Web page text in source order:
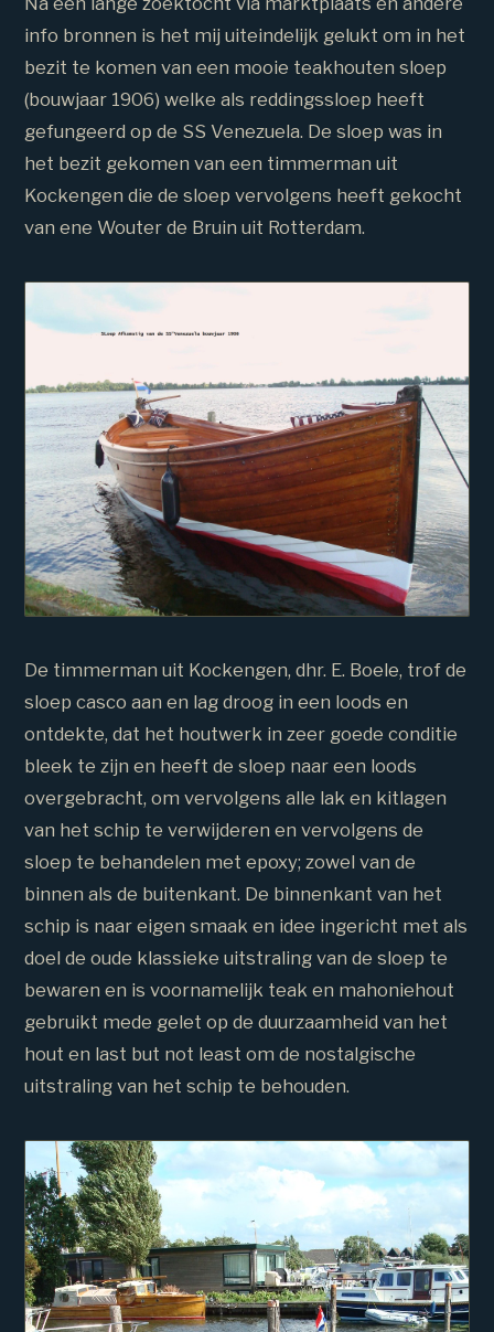
info bronnen is het mij uiteindelijk gelukt om in het
bezit te komen van een mooie teakhouten sloep
(bouwjaar 1906) welke als reddingssloep heeft
gefungeerd op de SS Venezuela. De sloep was in
het bezit gekomen van een timmerman uit
Kockengen die de sloep vervolgens heeft gekocht
van ene Wouter de Bruin uit Rotterdam.
De timmerman uit Kockengen, dhr. E. Boele, trof de
sloep casco aan en lag droog in een loods en
ontdekte, dat het houtwerk in zeer goede conditie
bleek te zijn en heeft de sloep naar een loods
overgebracht, om vervolgens alle lak en kitlagen
van het schip te verwijderen en vervolgens de
sloep te behandelen met epoxy; zowel van de
binnen als de buitenkant. De binnenkant van het
schip is naar eigen smaak en idee ingericht met als
doel de oude klassieke uitstraling van de sloep te
bewaren en is voornamelijk teak en mahoniehout
gebruikt mede gelet op de duurzaamheid van het
hout en last but not least om de nostalgische
uitstraling van het schip te behouden.